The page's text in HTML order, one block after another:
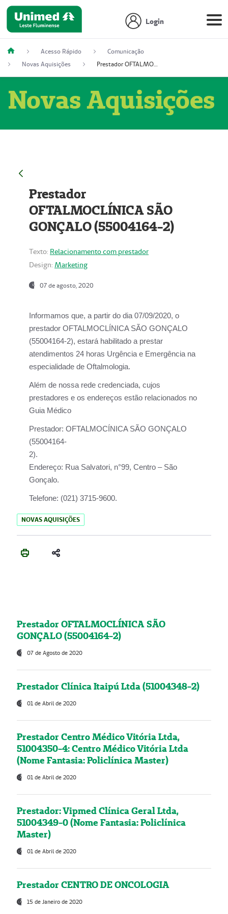
Login
Acesso Rápido
Comunicação
Novas Aquisições
Prestador OFTALMOCLÍNICA SÃO GONÇALO (55004164-2)
Novas Aquisições
Prestador
OFTALMOCLÍNICA SÃO
GONÇALO (55004164-2)
Texto: Relacionamento com prestador
Design: Marketing
07 de agosto, 2020
Informamos que, a partir do dia07/09/2020, o
prestador OFTALMOCLÍNICA SÃO GONÇALO
(55004164-2), estará habilitado a prestar
atendimentos 24 horas Urgência e Emergência na
especialidade de Oftalmologia.
Além de nossa rede credenciada, cujos
prestadores e os endereços estão relacionados no
Guia Médico
Prestador: OFTALMOCÍNICA SÃO GONÇALO
(55004164-
2).
Endereço: Rua Salvatori, n°99, Centro – São
Gonçalo.
Telefone: (021) 3715-9600.
NOVAS AQUISIÇÕES
Prestador OFTALMOCLÍNICA SÃO
GONÇALO (55004164-2)
07 de Agosto de 2020
Prestador Clínica Itaipú Ltda (51004348-2)
01 de Abril de 2020
Prestador Centro Médico Vitória Ltda,
51004350-4: Centro Médico Vitória Ltda
(Nome Fantasia: Policlínica Master)
01 de Abril de 2020
Prestador: Vipmed Clínica Geral Ltda,
51004349-0 (Nome Fantasia: Policlínica
Master)
01 de Abril de 2020
Prestador CENTRO DE ONCOLOGIA
15 de Janeiro de 2020